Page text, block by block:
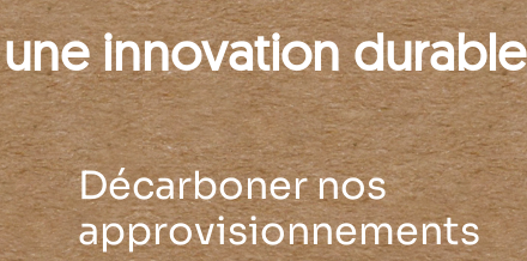
innovation durable
Décarboner nos
approvisionnements